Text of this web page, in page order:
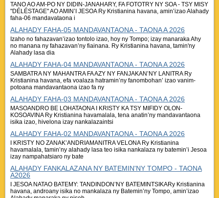
TANO AO AM-PO NY DIDIN-JANAHARY, FA FOTOTRY NY SOA - TSY MISY
"DÉLÉSTAGE" AO AMIN’I JESOA Ry Kristianina havana, amin’izao Alahady
faha-06 mandavataona i
ALAHADY FAHA-05 MANDAVANTAONA - TAONA A 2026
Izaho no fahazavan’izao tontolo izao, hoy ny Tompo; izay manaraka Ahy
no manana ny fahazavan’ny fiainana. Ry Kristianina havana, tamin'ny
Alahady lasa dia
ALAHADY FAHA-04 MANDAVANTAONA - TAONA A 2026
SAMBATRA NY MAHANTRA FA AZY NY FANJAKAN’NY LANITRA Ry
Kristianina havana, efa voalaza hatramin’ny fanombohan’ izao vanim-
potoana mandavantaona izao fa ny
ALAHADY FAHA-03 MANDAVANTAONA - TAONA A 2026
MASOANDRO BE LOHATAONA I KRISTY KA TSY MIFIDY OLON-
KOSOAVINA Ry Kristianina havamalala, tena anatin’ny mandavantaona
isika izao, hivelona izay nankalazaintsi
ALAHADY FAHA-02 MANDAVANTAONA - TAONA A 2026
I KRISTY NO ZANAK’ANDRIAMANITRA VELONA Ry Kristianina
havamalala, tamin’ny alahady lasa teo isika nankalaza ny batemin’i Jesoa
izay nampahatsiaro ny bate
ALAHADY FANKALAZANA NY BATEMIN'NY TOMPO - TAONA
A2026
I JESOA NATAO BATEMY: TANDINDON’NY BATEMINTSIKARy Kristianina
havana, androany isika no mankalaza ny Batemin’ny Tompo, amin’izao